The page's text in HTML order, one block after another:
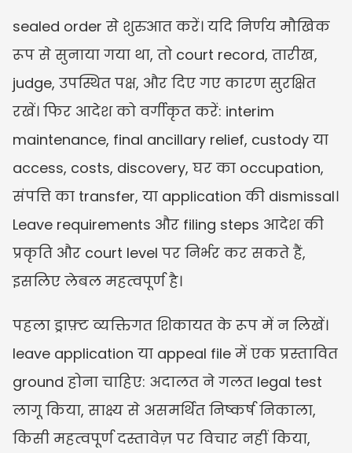
sealed order से शुरुआत करें। यदि निर्णय मौखिक
रूप से सुनाया गया था, तो court record, तारीख,
judge, उपस्थित पक्ष, और दिए गए कारण सुरक्षित
रखें। फिर आदेश को वर्गीकृत करें: interim
maintenance, final ancillary relief, custody या
access, costs, discovery, घर का occupation,
संपत्ति का transfer, या application की dismissal।
Leave requirements और filing steps आदेश की
प्रकृति और court level पर निर्भर कर सकते हैं,
इसलिए लेबल महत्वपूर्ण है।
पहला ड्राफ़्ट व्यक्तिगत शिकायत के रूप में न लिखें।
leave application या appeal file में एक प्रस्तावित
ground होना चाहिए: अदालत ने गलत legal test
लागू किया, साक्ष्य से असमर्थित निष्कर्ष निकाला,
किसी महत्वपूर्ण दस्तावेज़ पर विचार नहीं किया,